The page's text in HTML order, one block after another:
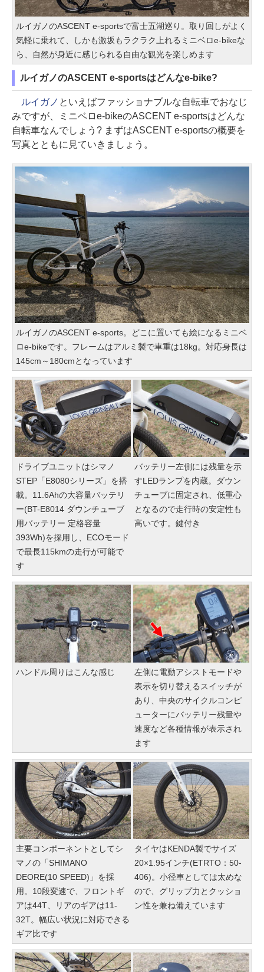
ルイガノのASCENT e-sportsで富士五湖巡り。取り回しがよく
気軽に乗れて、しかも激坂もラクラク上れるミニベロe-bikeな
ら、自然が身近に感じられる自由な観光を楽しめます
ルイガノのASCENT e-sportsはどんなe-bike?
ルイガノ といえばファッショナブルな自転車でおなじ
みですが、ミニベロe-bikeのASCENT e-sportsはどんな
自転車なんでしょう? まずはASCENT e-sportsの概要を
写真とともに見ていきましょう。
ルイガノのASCENT e-sports。どこに置いても絵になるミニベ
ロe-bikeです。フレームはアルミ製で車重は18kg。対応身長は
145cm～180cmとなっています
ドライブユニットはシマノ
STEP「E8080シリーズ」を搭
載。11.6Ahの大容量バッテリ
ー(BT-E8014 ダウンチューブ
用バッテリー 定格容量
393Wh)を採用し、ECOモード
で最長115kmの走行が可能で
す
バッテリー左側には残量を示
すLEDランプを内蔵。ダウン
チューブに固定され、低重心
となるので走行時の安定性も
高いです。鍵付き
ハンドル周りはこんな感じ
左側に電動アシストモードや
表示を切り替えるスイッチが
あり、中央のサイクルコンピ
ューターにバッテリー残量や
速度など各種情報が表示され
ます
主要コンポーネントとしてシ
マノの「SHIMANO
DEORE(10 SPEED)」を採
用。10段変速で、フロントギ
アは44T、リアのギアは11-
32T。幅広い状況に対応できる
ギア比です
タイヤはKENDA製でサイズ
20×1.95インチ(ETRTO：50-
406)。小径車としては太めな
ので、グリップ力とクッショ
ン性を兼ね備えています